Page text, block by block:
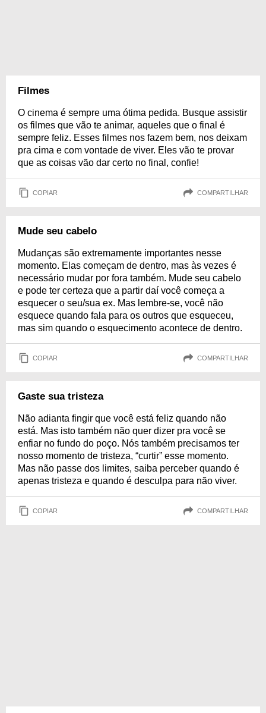
Filmes
O cinema é sempre uma ótima pedida. Busque assistir
os filmes que vão te animar, aqueles que o final é
sempre feliz. Esses filmes nos fazem bem, nos deixam
pra cima e com vontade de viver. Eles vão te provar
que as coisas vão dar certo no final, confie!
COPIAR COMPARTILHAR
Mude seu cabelo
Mudanças são extremamente importantes nesse
momento. Elas começam de dentro, mas às vezes é
necessário mudar por fora também. Mude seu cabelo
e pode ter certeza que a partir daí você começa a
esquecer o seu/sua ex. Mas lembre-se, você não
esquece quando fala para os outros que esqueceu,
mas sim quando o esquecimento acontece de dentro.
COPIAR COMPARTILHAR
Gaste sua tristeza
Não adianta fingir que você está feliz quando não
está. Mas isto também não quer dizer pra você se
enfiar no fundo do poço. Nós também precisamos ter
nosso momento de tristeza, “curtir” esse momento.
Mas não passe dos limites, saiba perceber quando é
apenas tristeza e quando é desculpa para não viver.
COPIAR COMPARTILHAR